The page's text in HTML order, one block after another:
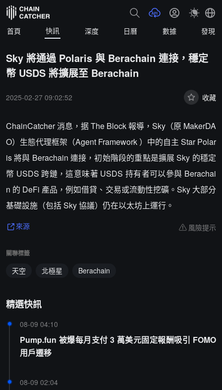
首頁 快訊 深度 日曆 數據 發現
Sky 將通過 Polaris 與 Berachain 連接，穩定
幣 USDS 將擴展至 Berachain
2025-02-27 09:02:52 收藏
ChainCatcher 消息，据 The Block 報導，Sky（原 MakerDA
O）生態代理框架（Agent Framework ）中的自主 Star Polar
is 將與 Berachain 連接，初始階段的重點是擴展 Sky 的穩定
幣 USDS 跨鏈，這意味著 USDS 持有者可以參與 Berachai
n 的 DeFi 產品，例如借貸、交易或流動性挖礦。Sky 大部分
基礎設施（包括 Sky 協議）仍在以太坊上運行。
來源 風險提示
關聯標籤
天空 北極星 Berachain
精選快訊
08-09 04:10
Pump.fun 被爆每月支付 3 萬美元固定報酬吸引 FOMO
用戶遷移
08-09 02:04